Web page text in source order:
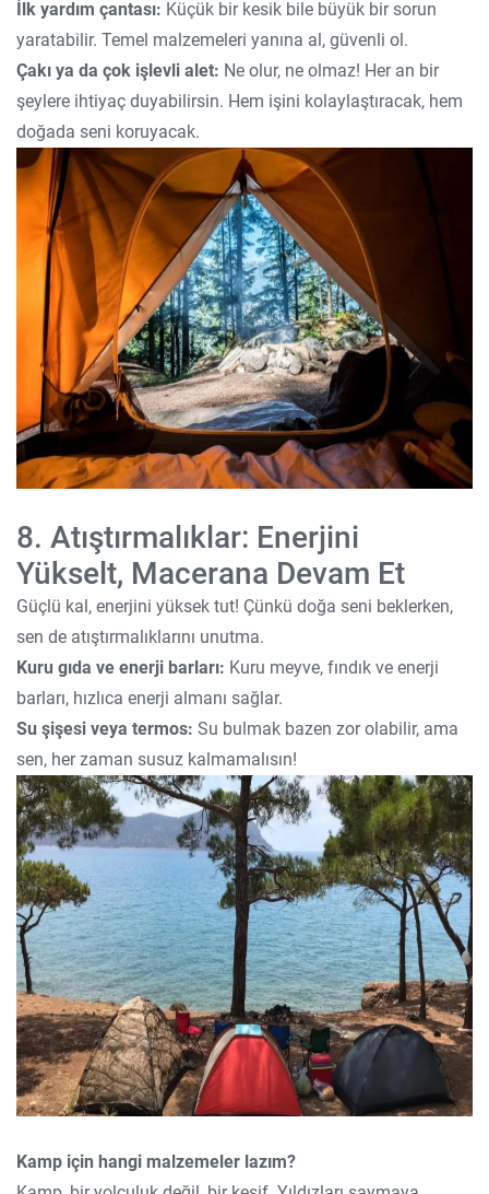
İlk yardım çantası: Küçük bir kesik bile büyük bir sorun
yaratabilir. Temel malzemeleri yanına al, güvenli ol.
Çakı ya da çok işlevli alet: Ne olur, ne olmaz! Her an bir
şeylere ihtiyaç duyabilirsin. Hem işini kolaylaştıracak, hem
doğada seni koruyacak.
8. Atıştırmalıklar: Enerjini
Yükselt, Macerana Devam Et
Güçlü kal, enerjini yüksek tut! Çünkü doğa seni beklerken,
sen de atıştırmalıklarını unutma.
Kuru gıda ve enerji barları: Kuru meyve, fındık ve enerji
barları, hızlıca enerji almanı sağlar.
Su şişesi veya termos: Su bulmak bazen zor olabilir, ama
sen, her zaman susuz kalmamalısın!
Kamp için hangi malzemeler lazım?